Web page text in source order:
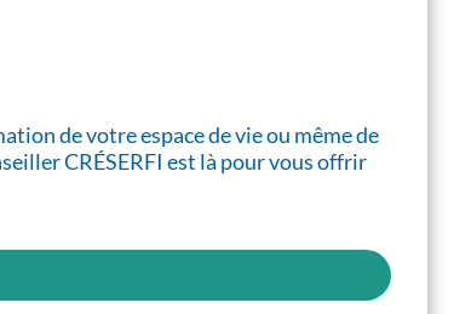
de votre espace de vie ou même de
CRÉSERFI est là pour vous offrir